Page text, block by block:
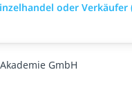
oder
GmbH